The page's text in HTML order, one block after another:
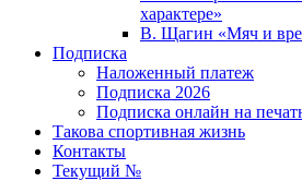
характере»
В. Щагин «Мяч и
Подписка
Наложенный платеж
Подписка 2026
Подписка онлайн на
Такова спортивная жизнь
Контакты
Текущий №